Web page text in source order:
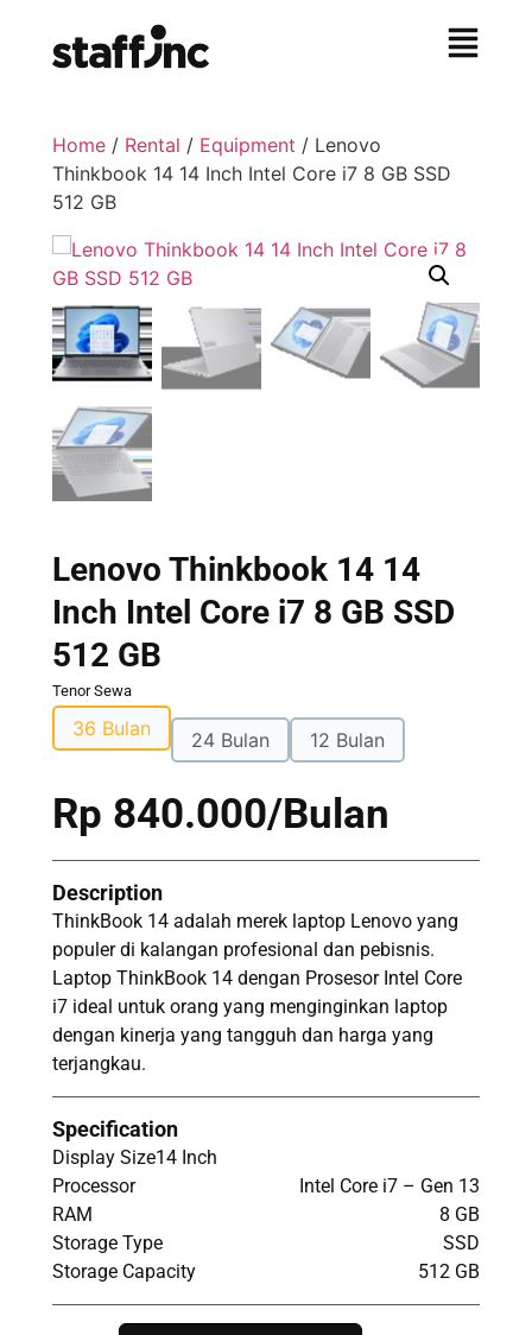
Home / Rental / Equipment / Lenovo
Thinkbook 14 14 Inch Intel Core i7 8 GB SSD
512 GB
Lenovo Thinkbook 14 14
Inch Intel Core i7 8 GB SSD
512 GB
Tenor Sewa
36 Bulan 24 Bulan 12 Bulan
Rp 840.000/Bulan
Description
ThinkBook 14 adalah merek laptop Lenovo yang
populer di kalangan profesional dan pebisnis.
Laptop ThinkBook 14 dengan Prosesor Intel Core
i7 ideal untuk orang yang menginginkan laptop
dengan kinerja yang tangguh dan harga yang
terjangkau.
Specification
Display Size14 Inch
Processor
Intel Core i7 – Gen 13
RAM
8 GB
Storage Type
SSD
Storage Capacity
512 GB